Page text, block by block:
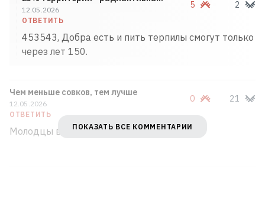
12.05.2026
ОТВЕТИТЬ
5 2
453543, Добра есть и пить терпилы смогут только
через лет 150.
Чем меньше совков, тем лучше
12.05.2026
ОТВЕТИТЬ
0 21
Молодцы властиПОКАЗАТЬ ВСЕ КОММЕНТАРИИ